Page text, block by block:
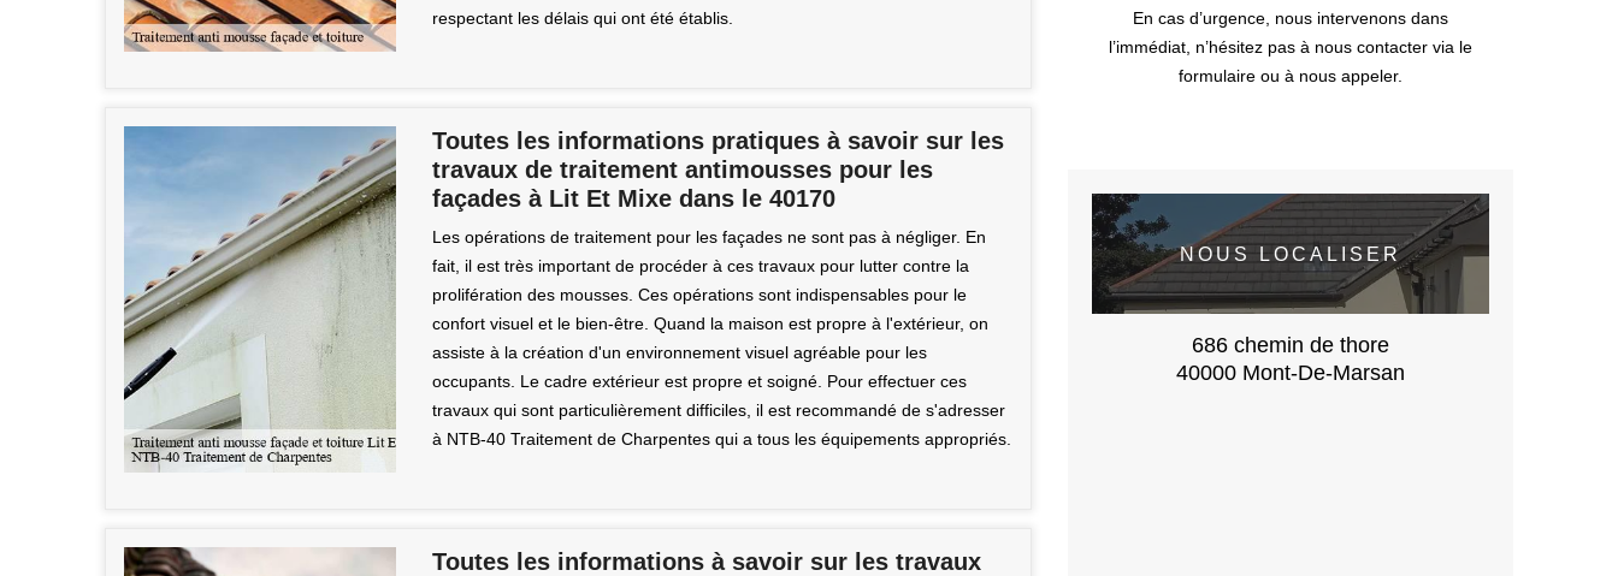
respectant les délais qui ont été établis.
Toutes les informations pratiques à savoir sur les
travaux de traitement antimousses pour les
façades à Lit Et Mixe dans le 40170
Les opérations de traitement pour les façades ne sont pas à négliger. En
fait, il est très important de procéder à ces travaux pour lutter contre la
prolifération des mousses. Ces opérations sont indispensables pour le
confort visuel et le bien-être. Quand la maison est propre à l'extérieur, on
assiste à la création d'un environnement visuel agréable pour les
occupants. Le cadre extérieur est propre et soigné. Pour effectuer ces
travaux qui sont particulièrement difficiles, il est recommandé de s'adresser
à NTB-40 Traitement de Charpentes qui a tous les équipements appropriés.
Toutes les informations à savoir sur les travaux
En cas d’urgence, nous intervenons dans
l’immédiat, n’hésitez pas à nous contacter via le
formulaire ou à nous appeler.
NOUS LOCALISER
686 chemin de thore
40000 Mont-De-Marsan